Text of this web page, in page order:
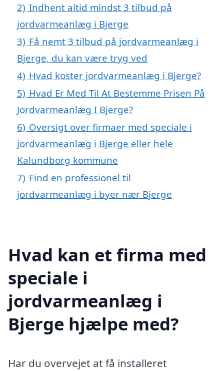
2) Indhent altid mindst 3 tilbud på
jordvarmeanlæg i Bjerge
3) Få nemt 3 tilbud på jordvarmeanlæg i
Bjerge, du kan være tryg ved
4) Hvad koster jordvarmeanlæg i Bjerge?
5) Hvad Er Med Til At Bestemme Prisen På
Jordvarmeanlæg I Bjerge?
6) Oversigt over firmaer med speciale i
jordvarmeanlæg i Bjerge eller hele
Kalundborg kommune
7) Find en professionel til
jordvarmeanlæg i byer nær Bjerge
Hvad kan et firma med
speciale i
jordvarmeanlæg i
Bjerge hjælpe med?
Har du overvejet at få installeret